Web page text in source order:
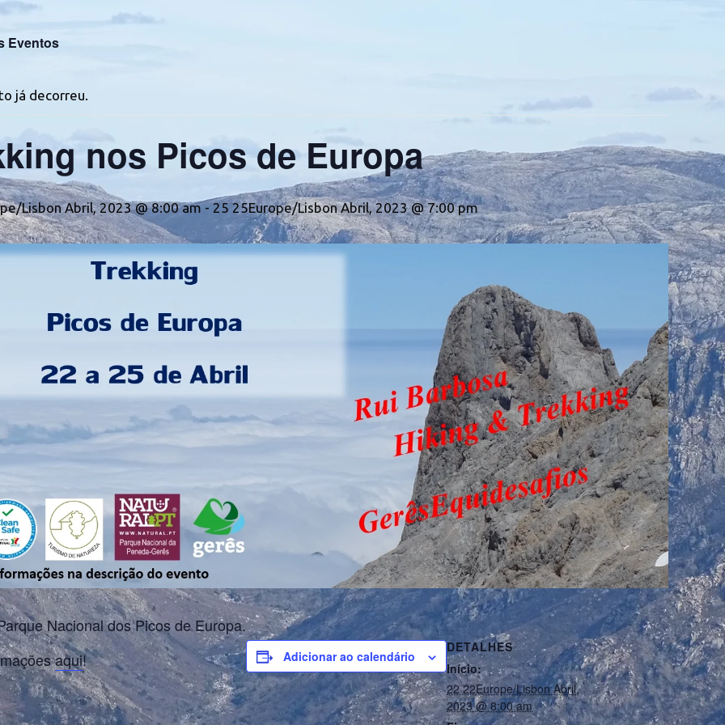
Eventos
já decorreu.
nos Picos de Europa
Lisbon Abril, 2023 @ 8:00 am-25 25Europe/Lisbon Abril, 2023 @ 7:00 pm
Nacional dos Picos de Europa.
aqui! Adicionar ao calendário
DETALHES
Início:
22 22Europe/Lisbon Abril,
2023 @ 8:00 am